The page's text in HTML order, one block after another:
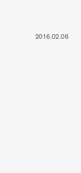
2016.02.06